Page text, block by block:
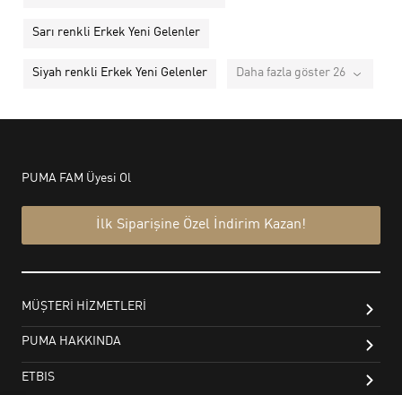
Sarı renkli Erkek Yeni Gelenler
Siyah renkli Erkek Yeni Gelenler Daha fazla göster 26